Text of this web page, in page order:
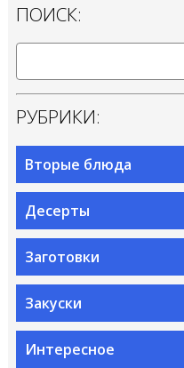
ПОИСК:
РУБРИКИ:
Вторые блюда
Десерты
Заготовки
Закуски
Интересное